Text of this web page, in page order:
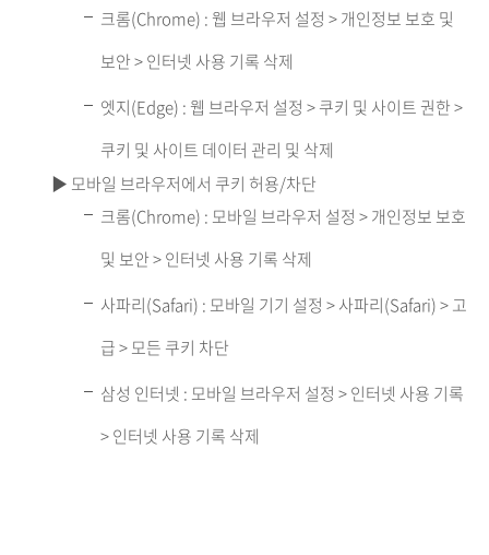
크롬(Chrome) : 웹 브라우저 설정 > 개인정보 보호 및
보안 > 인터넷 사용 기록 삭제
엣지(Edge) : 웹 브라우저 설정 > 쿠키 및 사이트 권한 >
쿠키 및 사이트 데이터 관리 및 삭제
▶ 모바일 브라우저에서 쿠키 허용/차단
크롬(Chrome) : 모바일 브라우저 설정 > 개인정보 보호
및 보안 > 인터넷 사용 기록 삭제
사파리(Safari) : 모바일 기기 설정 > 사파리(Safari) > 고
급 > 모든 쿠키 차단
삼성 인터넷 : 모바일 브라우저 설정 > 인터넷 사용 기록
> 인터넷 사용 기록 삭제